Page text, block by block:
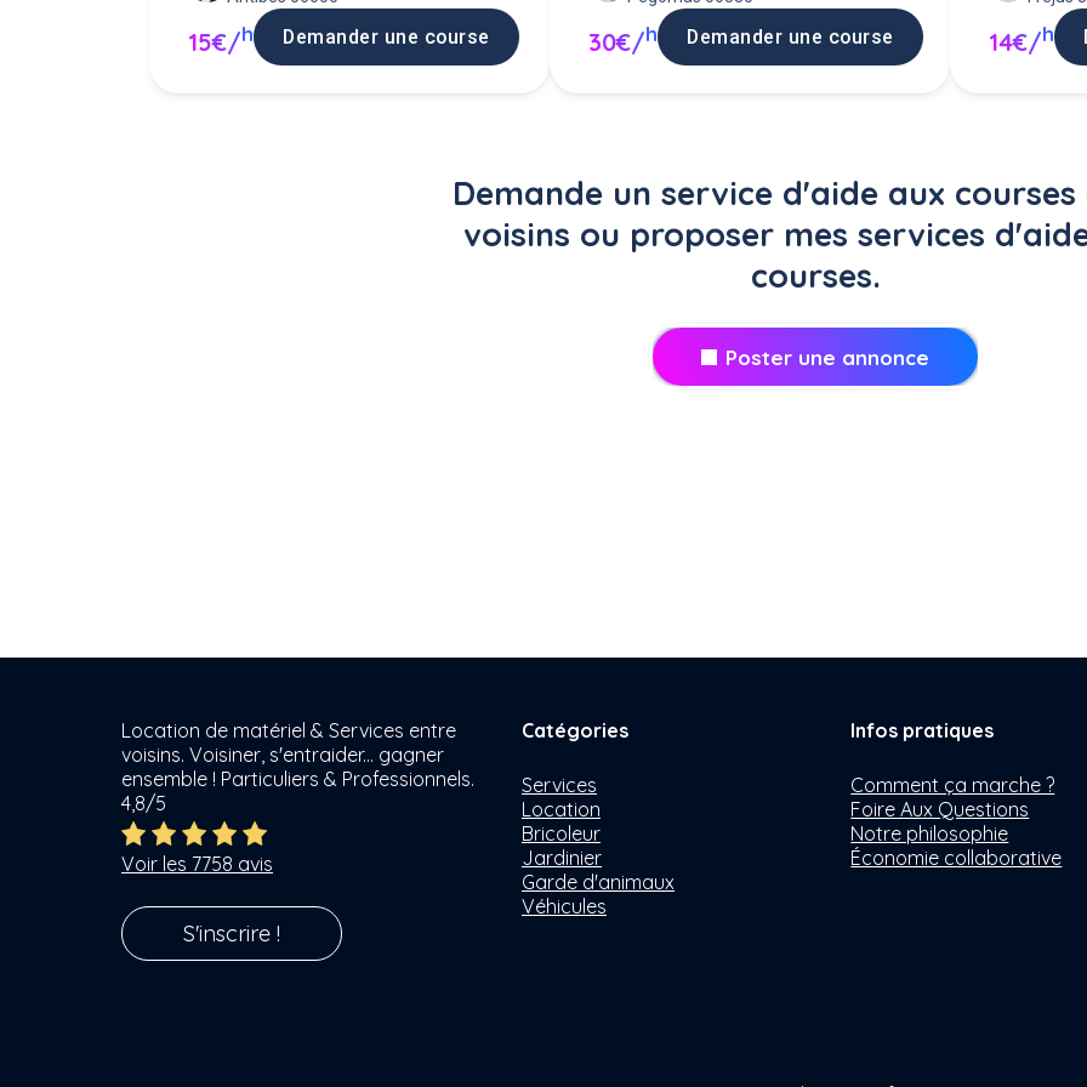
15€/h Demander une course 30€/h Demander une course 14€/h
Demande un service d'aide aux
voisins ou proposer mes services
courses.
Poster une annonce
Location de matériel & Services entre
voisins. Voisiner, s'entraider... gagner
ensemble ! Particuliers & Professionnels.
4,8/5
Voir les 7758 avis
S'inscrire !
Catégories
Services
Location
Bricoleur
Jardinier
Garde d'animaux
Véhicules
Infos pratiques
Comment ça marche ?
Foire Aux Questions
Notre philosophie
Économie collaborative